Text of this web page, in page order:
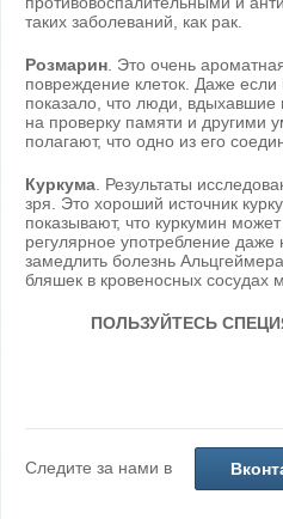
таких заболеваний, как рак.
Розмарин . Это очень
повреждение клеток. Даже
показало, что люди,
на проверку памяти и другими
полагают, что одно из его
Куркума . Результаты
зря. Это хороший источник
показывают, что куркумин
регулярное употребление
замедлить болезнь
бляшек в кровеносных сосудах
ПОЛЬЗУЙТЕСЬ
Следите за нами в